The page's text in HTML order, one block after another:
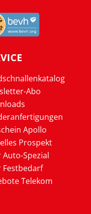
Abo
Apollo
Prospekt
Auto-Spezial
Festbedarf
Telekom